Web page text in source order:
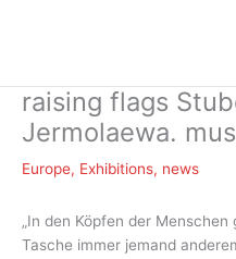
raising flags
Jermolaewa.
Europe, Exhibitions, news
„In den Köpfen der
Tasche immer jemand